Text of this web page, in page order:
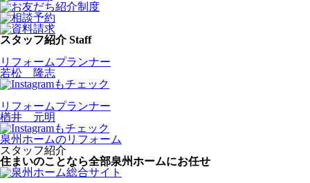
スタッフ紹介Staff
リフォームプランナー
若松 隆志
リフォームプランナー
楢井 元明
泉州ホームのリフォーム
スタッフ紹介
住まいのことなら全部泉州ホームにお任せ